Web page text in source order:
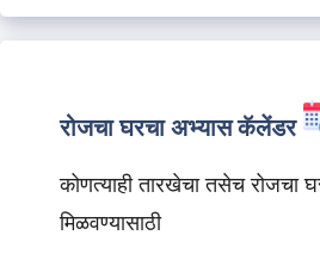
रोजचा घरचा अभ्यास कॅलेंडर
कोणत्याही तारखेचा तसेच रोजचा
मिळवण्यासाठी